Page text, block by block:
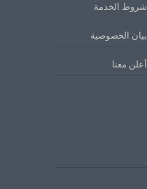
شروط الخدمة
بيان الخصوصية
أعلن معنا